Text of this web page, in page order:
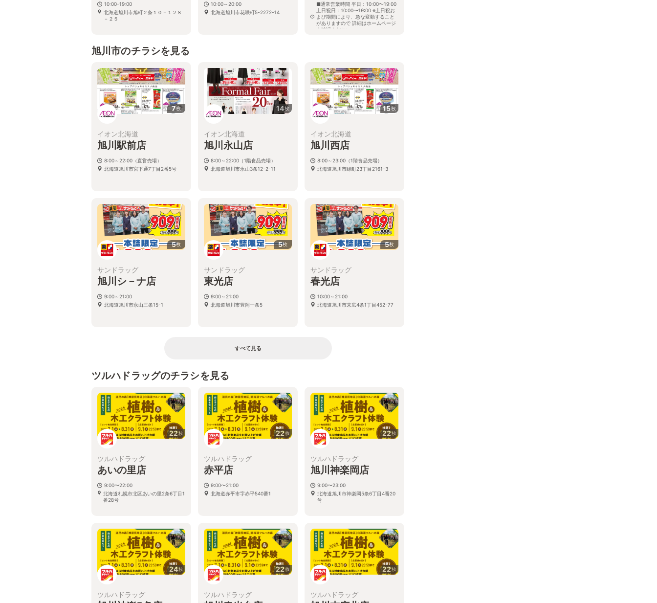
10:00-19:00
北海道旭川市旭町２条１０－１２８
－２５
10:00～20:00
北海道旭川市花咲町5-2272-14
■通常営業時間 平日：10:00〜19:00
土日祝日：10:00〜19:00 ※土日祝お
よび期間により、急な変動すること
がありますので 詳細はホームページ
を確認ください
旭川市のチラシを見る
7枚
イオン北海道
旭川駅前店
8:00～22:00（直営売場）
北海道旭川市宮下通7丁目2番5号
14枚
イオン北海道
旭川永山店
8:00～22:00（1階食品売場）
北海道旭川市永山3条12-2-11
15枚
イオン北海道
旭川西店
8:00～23:00（1階食品売場）
北海道旭川市緑町23丁目2161-3
5枚
サンドラッグ
旭川シ－ナ店
9:00～21:00
北海道旭川市永山三条15-1
5枚
サンドラッグ
東光店
9:00～21:00
北海道旭川市豊岡一条5
5枚
サンドラッグ
春光店
10:00～21:00
北海道旭川市末広4条1丁目452-77
すべて見る
ツルハドラッグのチラシを見る
22枚
ツルハドラッグ
あいの里店
9:00〜22:00
北海道札幌市北区あいの里2条6丁目1
番28号
22枚
ツルハドラッグ
赤平店
9:00〜21:00
北海道赤平市字赤平540番1
22枚
ツルハドラッグ
旭川神楽岡店
9:00〜23:00
北海道旭川市神楽岡5条6丁目4番20
号
24枚
ツルハドラッグ
22枚
ツルハドラッグ
22枚
ツルハドラッグ